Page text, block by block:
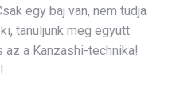
egy baj van, nem tudja
tanuljunk meg együtt
a Kanzashi-technika!